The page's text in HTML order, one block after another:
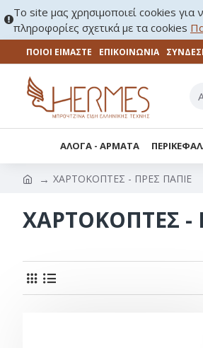
Το site μας χρησιμοποιεί cookies για
πληροφορίες σχετικά με τα cookies
ΠΟΙΟΙ ΕΙΜΑΣΤΕ ΕΠΙΚΟΙΝΩΝΊΑ
ΑΛΟΓΑ - ΑΡΜΑΤΑ
ΧΑΡΤΟΚΟΠΤΕΣ - ΠΡΕΣ ΠΑΠΙΕ
ΧΑΡΤΟΚΟΠΤΕΣ -